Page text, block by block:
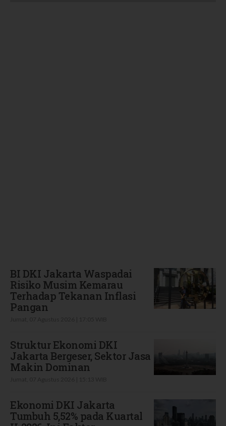
BI DKI Jakarta Waspadai
Risiko Musim Kemarau
Terhadap Tekanan Inflasi
Pangan
Struktur Ekonomi DKI
Jakarta Bergeser, Sektor Jasa
Makin Dominan
Ekonomi DKI Jakarta
Tumbuh 5,52% pada Kuartal